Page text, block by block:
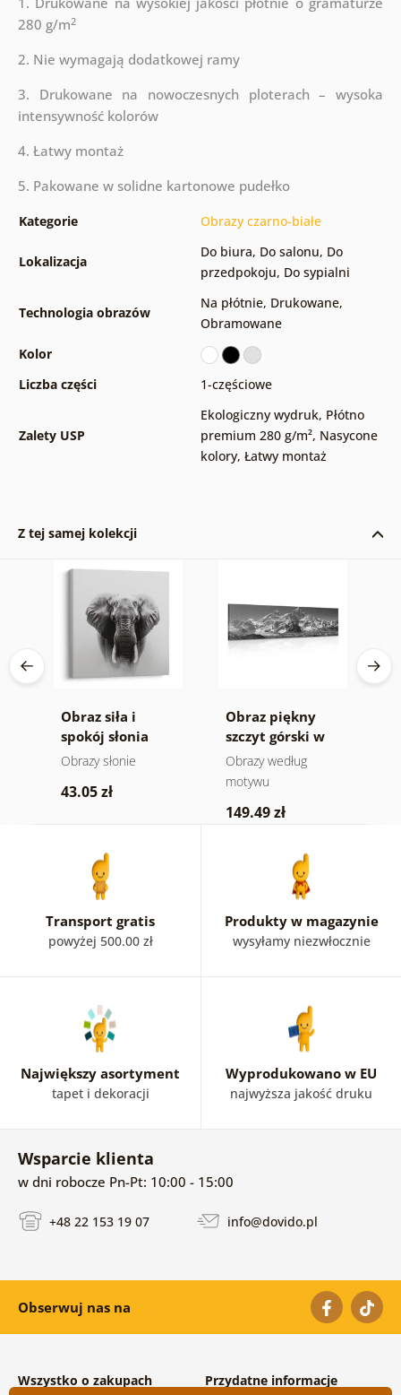
280 g/m2
2. Nie wymagają dodatkowej ramy
3. Drukowane na nowoczesnych ploterach – wysoka
intensywność kolorów
4. Łatwy montaż
5. Pakowane w solidne kartonowe pudełko
Kategorie Obrazy czarno-białe
Lokalizacja
Do biura, Do salonu, Do
przedpokoju, Do sypialni
Technologia obrazów
Na płótnie, Drukowane,
Obramowane
Kolor
Liczba części
1-częściowe
Zalety USP
Ekologiczny wydruk, Płótno
premium 280 g/m², Nasycone
kolory, Łatwy montaż
Z tej samej kolekcji
Obraz siła i
spokój słonia
Obrazy słonie
43.05 zł
Obraz piękny
szczyt górski w
wersji czarno-
białej
Obrazy według
motywu
149.49 zł
Transport gratis
powyżej 500.00 zł
Produkty w magazynie
wysyłamy niezwłocznie
Największy asortyment
tapet i dekoracji
Wyprodukowano w EU
najwyższa jakość druku
Wsparcie klienta
w dni robocze Pn-Pt: 10:00 - 15:00
+48 22 153 19 07 info@dovido.pl
Obserwuj nas na
Wszystko o zakupach Przydatne informacje